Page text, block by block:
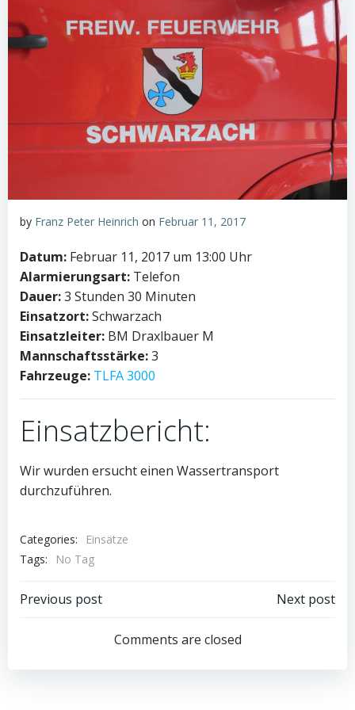
by Franz Peter Heinrich on Februar 11, 2017
Datum: Februar 11, 2017 um 13:00 Uhr
Alarmierungsart: Telefon
Dauer:3 Stunden 30 Minuten
Einsatzort:Schwarzach
Einsatzleiter: BM Draxlbauer M
Mannschaftsstärke:3
Fahrzeuge: TLFA 3000
Einsatzbericht:
Wir wurden ersucht einen Wassertransport
durchzuführen.
Categories:
Einsätze
Tags:
No Tag
Post
navigation
Previous post
navigation
Next post
Comments are closed